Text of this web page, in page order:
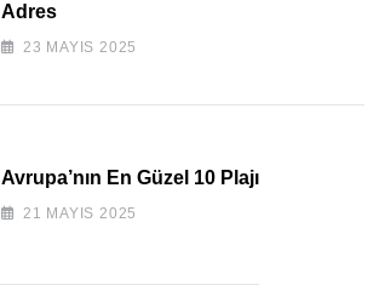
Adres
23 MAYIS 2025
Avrupa’nın En Güzel 10 Plajı
21 MAYIS 2025